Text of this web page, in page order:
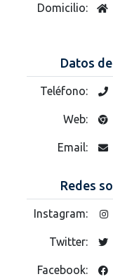
Domicilio:
Datos
Teléfono:
Web:
Email:
Redes
Instagram:
Twitter:
Facebook: